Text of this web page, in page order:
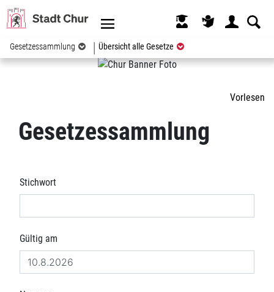
Kopfzeile
Gesetzessammlung Übersicht alle Gesetze (ausgewählt)
Vorlesen
Gesetzessammlung
Stichwort
Gültig am